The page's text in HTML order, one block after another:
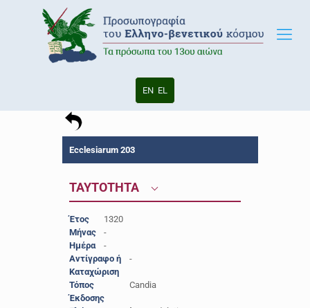
EN EL
Ecclesiarum 203
ΤΑΥΤΟΤΗΤΑ
Έτος
1320
Μήνας
-
Ημέρα
-
Αντίγραφο ή
Καταχώριση
-
Τόπος
Έκδοσης
Candia